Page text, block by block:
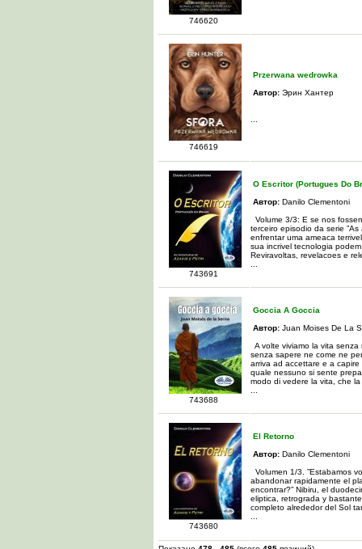
746620
746619
Przerwana wedrowka
Автор: Эрин Хантер
743691
O Escritor (Portugues Do
Автор: Danilo Clementoni
Volume 3/3: E se nos
terceiro episodio da serie
enfrentar uma ameaca
sua incrivel tecnologia
Reviravoltas, revelacoes e
743688
Goccia A Goccia
Автор: Juan Moises De La
A volte viviamo la vita
senza sapere ne come ne
arriva ad accettare e a
quale nessuno si sente
modo di vedere la vita, che la
743680
El Retorno
Автор: Danilo Clementoni
Volumen 1/3. ”Estabamos
abandonar rapidamente el
encontrar?” Nibiru, el
eliptica, retrograda y
completo alrededor del Sol